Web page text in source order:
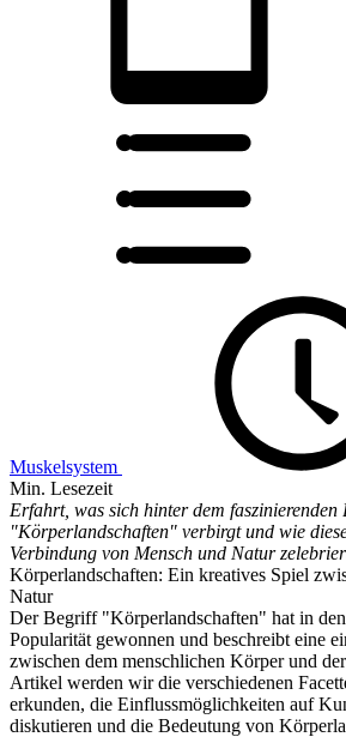
Muskelsystem
Min. Lesezeit
Erfahrt, was sich hinter dem faszinierenden
"Körperlandschaften" verbirgt und wie
Verbindung von Mensch und Natur
Körperlandschaften: Ein kreatives Spiel
Natur
Der Begriff "Körperlandschaften" hat in den
Popularität gewonnen und beschreibt eine
zwischen dem menschlichen Körper und
Artikel werden wir die verschiedenen
erkunden, die Einflussmöglichkeiten auf
diskutieren und die Bedeutung von